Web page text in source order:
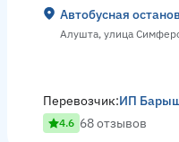
Автобусная
Алушта, улица
Перевозчик:ИП
4.6 68 отзывов